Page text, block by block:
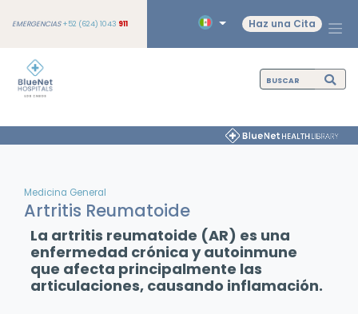
EMERGENCIAS+52 (624) 1043 911 Haz una Cita
Medicina General
Artritis Reumatoide
La artritis reumatoide (AR) es una
enfermedad crónica y autoinmune
que afecta principalmente las
articulaciones, causando inflamación.